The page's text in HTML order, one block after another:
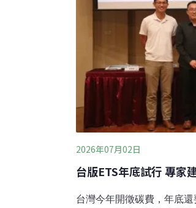
2026年07月02日
台版ETS年底試行 專家
台灣今年開徵碳費，年底